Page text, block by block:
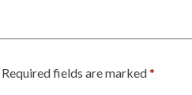
Required fields are marked*